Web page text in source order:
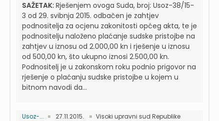
SAŽETAK: Rješenjem ovoga Suda, broj: Usoz-38/15-
3 od 29. svibnja 2015. odbačen je zahtjev
podnositelja za ocjenu zakonitosti općeg akta, te je
podnositelju naloženo plaćanje sudske pristojbe na
zahtjev u iznosu od 2.000,00 kn i rješenje u iznosu
od 500,00 kn, što ukupno iznosi 2.500,00 kn.
Podnositelj je u zakonskom roku podnio prigovor na
rješenje o plaćanju sudske pristojbe u kojem u
bitnom navodi da...
Usoz-... 27.11.2015.
Visoki upravni sud Republike